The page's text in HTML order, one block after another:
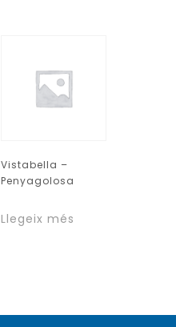
Vistabella –
Penyagolosa
Llegeix més